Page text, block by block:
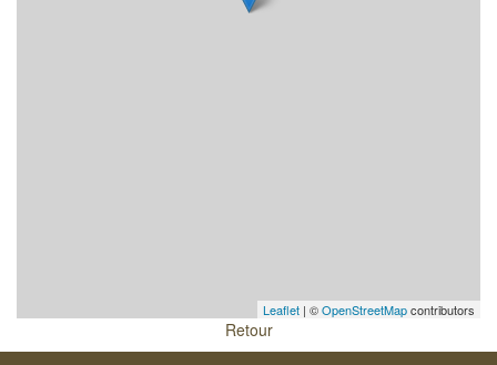
Leaflet | ©OpenStreetMapcontributors
Retour